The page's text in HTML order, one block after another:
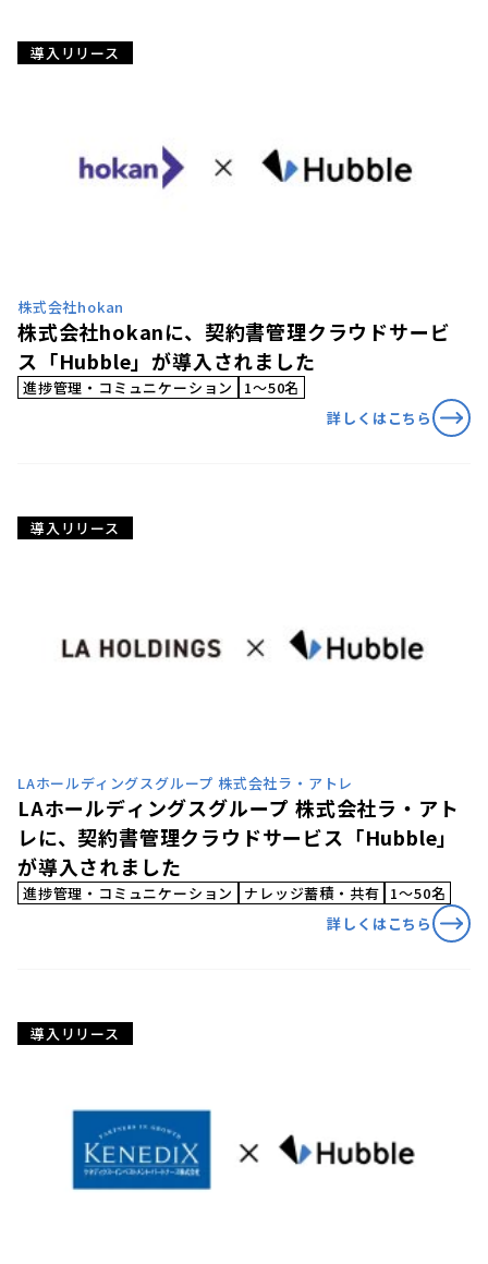
導入リリース
株式会社hokan
株式会社hokanに、契約書管理クラウドサービ
ス「Hubble」が導入されました
進捗管理・コミュニケーション
1〜50名
詳しくはこちら
導入リリース
LAホールディングスグループ 株式会社ラ・アトレ
LAホールディングスグループ 株式会社ラ・アト
レに、契約書管理クラウドサービス「Hubble」
が導入されました
進捗管理・コミュニケーション ナレッジ蓄積・共有 1〜50名
詳しくはこちら
導入リリース